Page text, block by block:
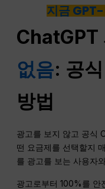
지금
ChatGPT
없음: 공
방법
광고를 보지 않고 공식
떤 요금제를 선택할지
를 광고를 보는 사용자
광고로부터 100%를 안